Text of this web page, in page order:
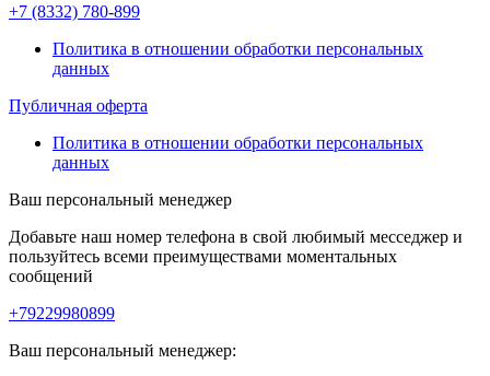
+7 (8332) 780-899
Политика в отношении обработки персональных
данных
Публичная оферта
Политика в отношении обработки персональных
данных
Ваш персональный менеджер
Добавьте наш номер телефона в свой любимый месседжер и
пользуйтесь всеми преимуществами моментальных
сообщений
+79229980899
Ваш персональный менеджер: